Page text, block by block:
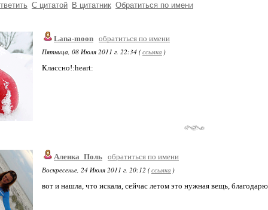
С цитатой В цитатник Обратиться по имени
Lana-moon обратиться по имени
Пятница, 08 Июля 2011 г. 22:34 (ссылка )
Классно!:heart:
Аленка_Поль обратиться по имени
Воскресенье, 24 Июля 2011 г. 20:12 (ссылка )
вот и нашла, что искала, сейчас летом это нужная вещь,